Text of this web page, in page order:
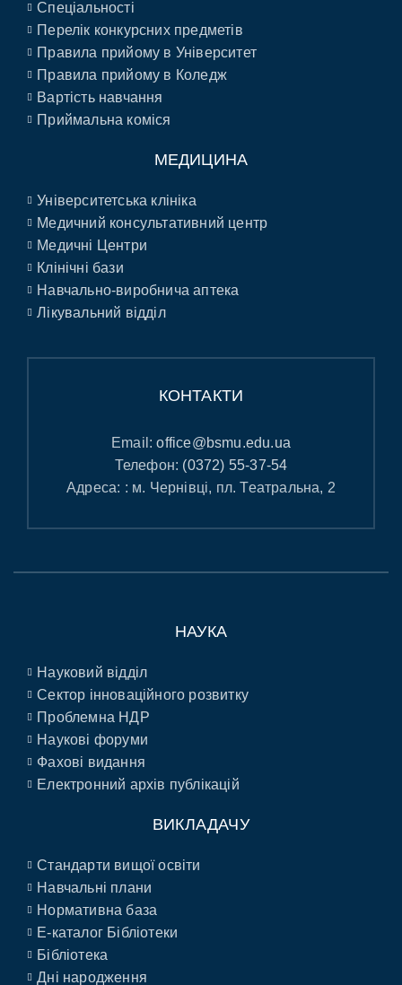
Спеціальності
Перелік конкурсних предметів
Правила прийому в Університет
Правила прийому в Коледж
Вартість навчання
Приймальна коміся
МЕДИЦИНА
Університетська клініка
Медичний консультативний центр
Медичні Центри
Клінічні бази
Навчально-виробнича аптека
Лікувальний відділ
КОНТАКТИ
Email:office@bsmu.edu.ua
Телефон: (0372) 55-37-54
Адреса: : м. Чернівці, пл. Театральна, 2
НАУКА
Науковий відділ
Сектор інноваційного розвитку
Проблемна НДР
Наукові форуми
Фахові видання
Електронний архів публікацій
ВИКЛАДАЧУ
Стандарти вищої освіти
Навчальні плани
Нормативна база
E-каталог Бібліотеки
Бібліотека
Дні народження